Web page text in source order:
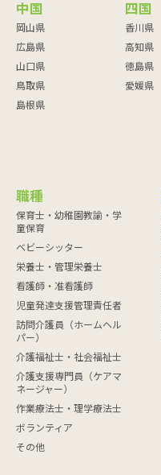
中国
岡山県
広島県
山口県
鳥取県
島根県
四国
香川県
高知県
徳島県
愛媛県
職種
保育士・幼稚園教諭・学
童保育
ベビーシッター
栄養士・管理栄養士
看護師・准看護師
児童発達支援管理責任者
訪問介護員（ホームヘル
パー）
介護福祉士・社会福祉士
介護支援専門員（ケアマ
ネージャー）
作業療法士・理学療法士
ボランティア
その他